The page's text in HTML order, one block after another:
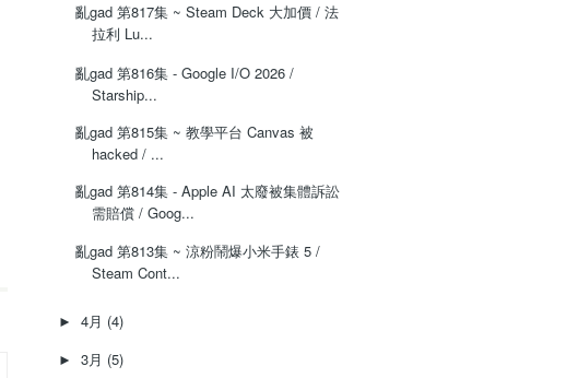
亂‌‌‌gad‌‌‌ ‌‌‌‌‌第‌‌‌817集 ~ Steam Deck 大加價 / 法
拉利 Lu...
亂‌‌‌gad‌‌‌ ‌‌‌‌‌第816集 - Google I/O 2026 /
Starship...
亂‌‌‌gad‌‌‌ ‌‌‌‌‌第‌‌‌815集 ~ 教學平台 Canvas 被
hacked / ...
亂‌‌‌gad‌‌‌ ‌‌‌‌‌第814集 - Apple AI 太廢被集體訴訟
需賠償 / Goog...
亂‌‌‌gad‌‌‌ ‌‌‌‌‌第‌‌‌813集 ~ 涼粉鬧爆小米手錶 5 /
Steam Cont...
► 4月 (4)
► 3月 (5)